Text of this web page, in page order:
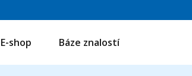
E-shop Báze znalostí